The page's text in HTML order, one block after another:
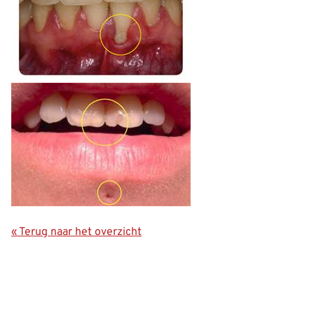
« Terug naar het overzicht